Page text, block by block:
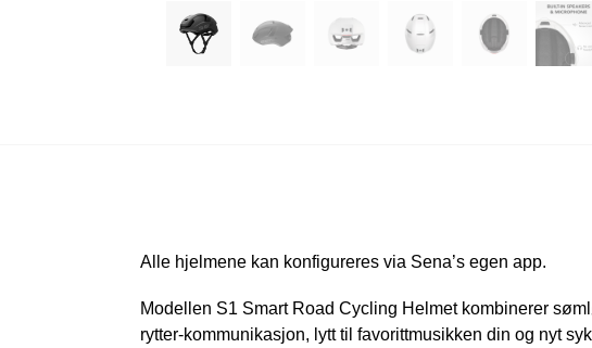
Alle hjelmene kan konfigureres via Sena’s egen app.
Modellen S1 Smart Road Cycling Helmet kombinerer
rytter-kommunikasjon, lytt til favorittmusikken din og nyt